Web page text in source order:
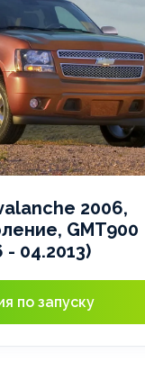
2006,
GMT900
- 04.2013)
по запуску